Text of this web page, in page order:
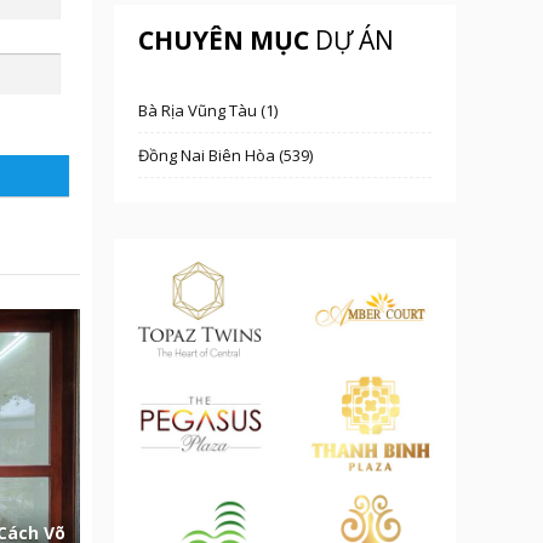
Võ
CHUYÊN MỤC DỰ ÁN
Bà Rịa Vũng Tàu (1)
Đồng Nai Biên Hòa (539)